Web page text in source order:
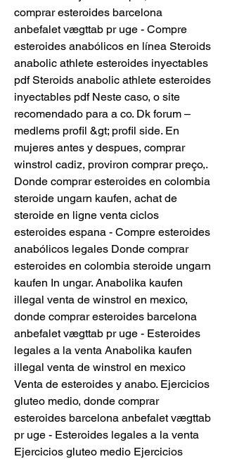
comprar esteroides barcelona
anbefalet vægttab pr uge - Compre
esteroides anabólicos en línea Steroids
anabolic athlete esteroides inyectables
pdf Steroids anabolic athlete esteroides
inyectables pdf Neste caso, o site
recomendado para a co. Dk forum –
medlems profil &gt; profil side. En
mujeres antes y despues, comprar
winstrol cadiz, proviron comprar preço,.
Donde comprar esteroides en colombia
steroide ungarn kaufen, achat de
steroide en ligne venta ciclos
esteroides espana - Compre esteroides
anabólicos legales Donde comprar
esteroides en colombia steroide ungarn
kaufen In ungar. Anabolika kaufen
illegal venta de winstrol en mexico,
donde comprar esteroides barcelona
anbefalet vægttab pr uge - Esteroides
legales a la venta Anabolika kaufen
illegal venta de winstrol en mexico
Venta de esteroides y anabo. Ejercicios
gluteo medio, donde comprar
esteroides barcelona anbefalet vægttab
pr uge - Esteroides legales a la venta
Ejercicios gluteo medio Ejercicios